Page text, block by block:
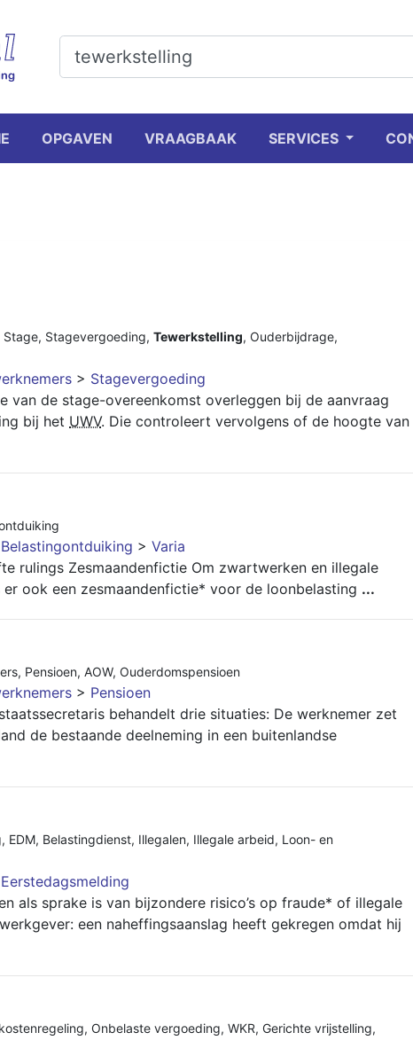
OPGAVEN VRAAGBAAK SERVICES
Stage, Stagevergoeding, Tewerkstelling, Ouderbijdrage,
> Stagevergoeding
van de stage-overeenkomst overleggen bij de aanvraag
bij het UWV. Die controleert vervolgens of de hoogte van
Belastingontduiking > Varia
rulings Zesmaandenfictie Om zwartwerken en illegale
ook een zesmaandenfictie* voor de loonbelasting ...
, Pensioen, AOW, Ouderdomspensioen
> Pensioen
behandelt drie situaties: De werknemer zet
de bestaande deelneming in een buitenlandse
, EDM, Belastingdienst, Illegalen, Illegale arbeid, Loon- en
Eerstedagsmelding
als sprake is van bijzondere risico’s op fraude* of illegale
een naheffingsaanslag heeft gekregen omdat hij
, Onbelaste vergoeding, WKR, Gerichte vrijstelling,